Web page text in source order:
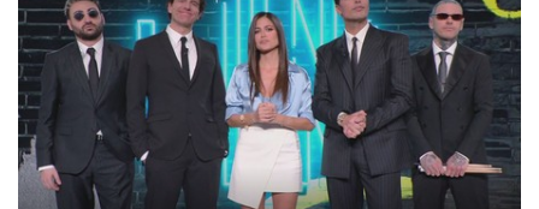
contesto globale rende impossibile considerarla un fenomeno
lontano.